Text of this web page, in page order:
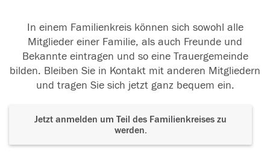
In einem Familienkreis können sich sowohl alle
Mitglieder einer Familie, als auch Freunde und
Bekannte eintragen und so eine Trauergemeinde
bilden. Bleiben Sie in Kontakt mit anderen Mitgliedern
und tragen Sie sich jetzt ganz bequem ein.
Jetzt anmelden um Teil des Familienkreises zu
werden.